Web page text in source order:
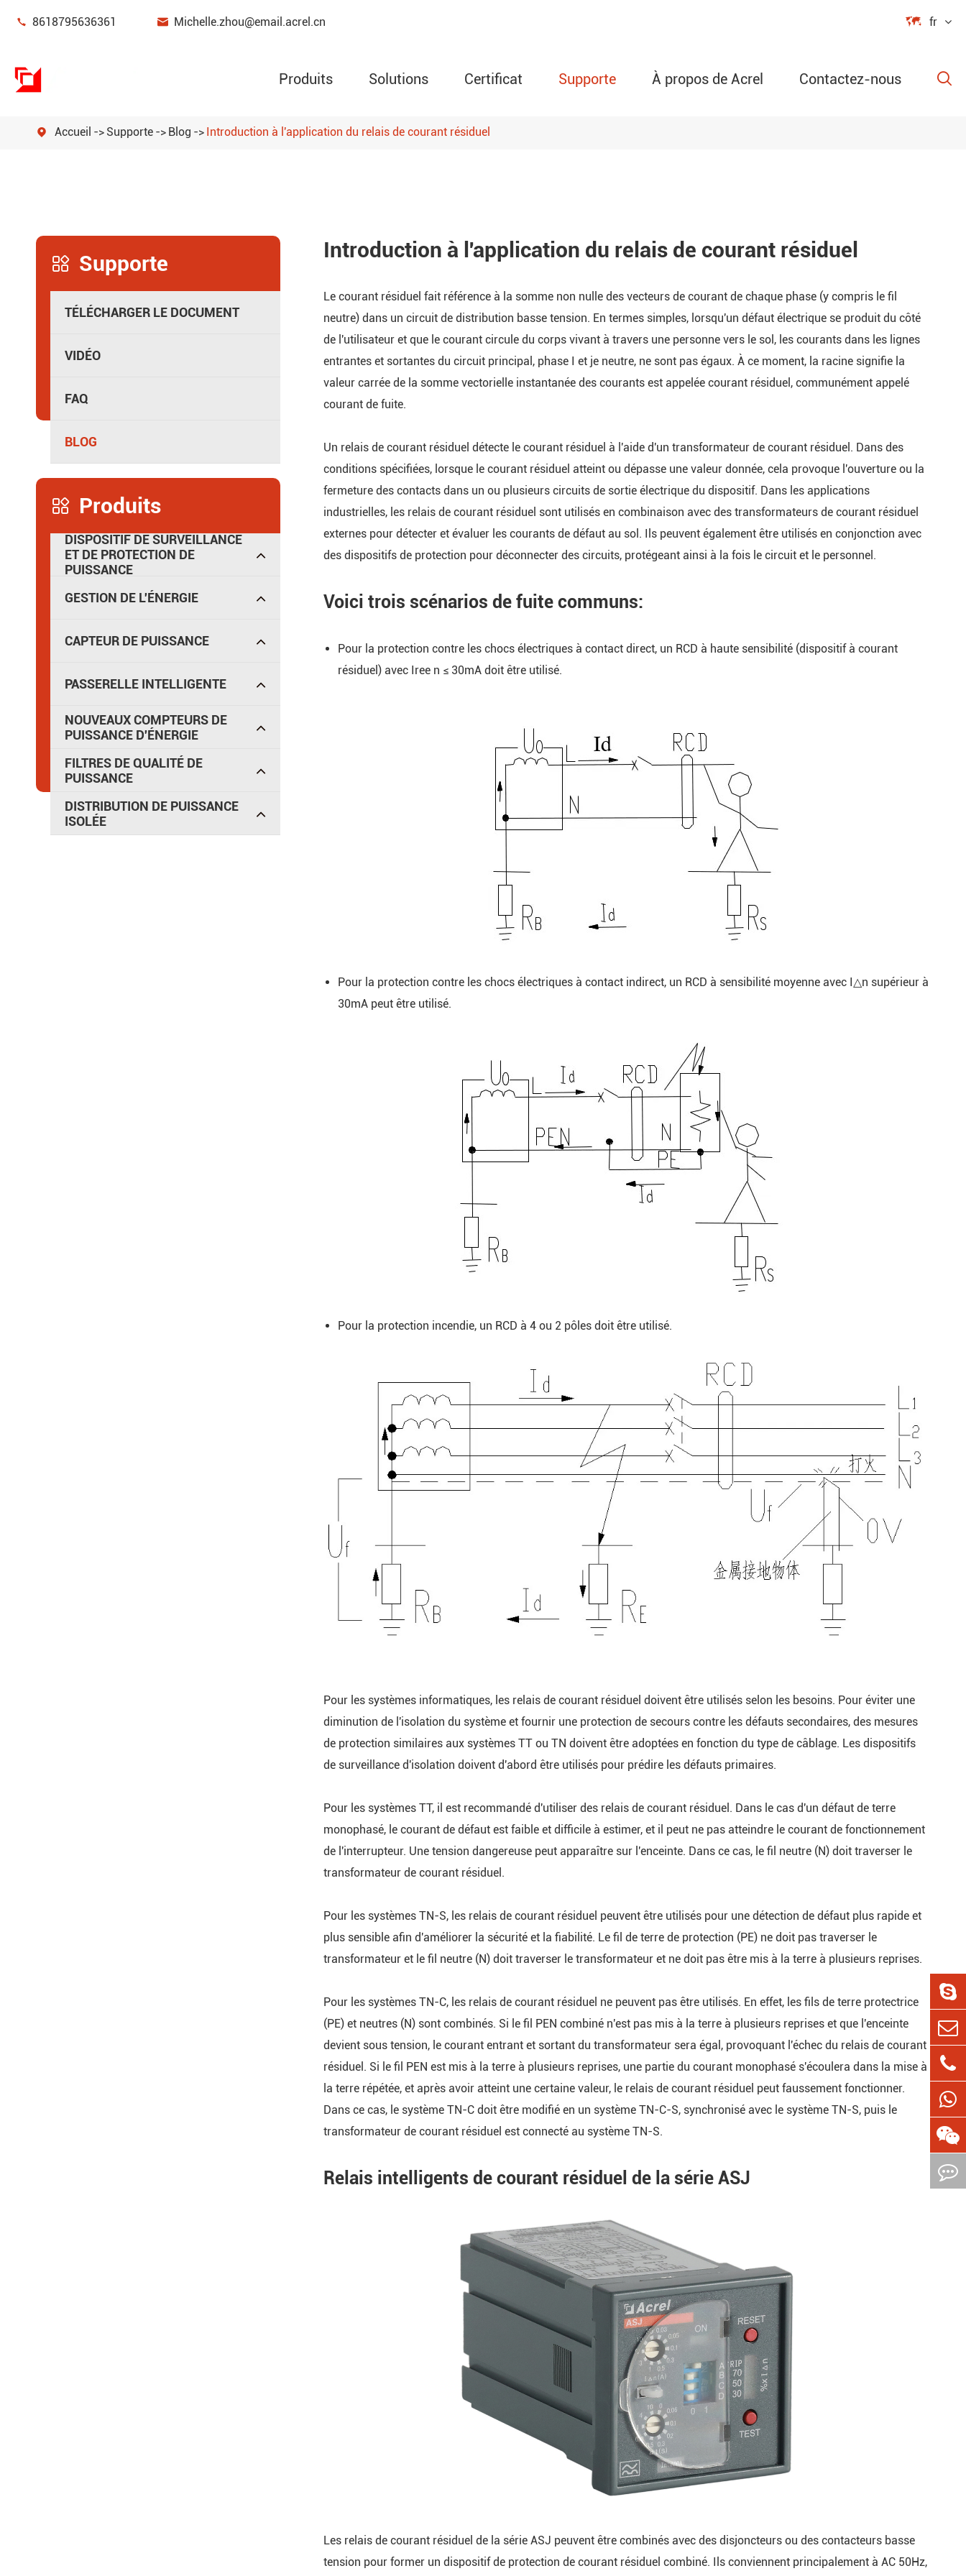
 8618795636361  Michelle.zhou@email.acrel.cn  fr
Produits
Passerelle intelligente
Nouveaux compteurs de puissance d'énergie
Filtres de qualité de puissance
Distribution de puissance isolée
Moniteur de température sans fil
Contrôleur de température et
d'humidité de la série WHD
Unité terminale à distance de la
série ARTU
Module de contrôle d'éclairage
tension série AM
Relais de courant résiduel de la
série ASJ
Module moniteur de centre de
données série AMC
Module de surveillance de la voie
Series
Solutions Certificat Supporte À propos de Acrel Contactez-nous 
 Accueil Supporte Blog Introduction à l'application du relais de courant résiduel
 Supporte
TÉLÉCHARGER LE DOCUMENT
VIDÉO
FAQ
BLOG
 Produits
DISPOSITIF DE SURVEILLANCE
ET DE PROTECTION DE
PUISSANCE
GESTION DE L'ÉNERGIE
CAPTEUR DE PUISSANCE
PASSERELLE INTELLIGENTE
NOUVEAUX COMPTEURS DE
PUISSANCE D'ÉNERGIE
FILTRES DE QUALITÉ DE
PUISSANCE
DISTRIBUTION DE PUISSANCE
ISOLÉE
Introduction à l'application du relais de courant résiduel
Le courant résiduel fait référence à la somme non nulle des vecteurs de courant de chaque phase (y compris le fil
neutre) dans un circuit de distribution basse tension. En termes simples, lorsqu'un défaut électrique se produit du côté
de l'utilisateur et que le courant circule du corps vivant à travers une personne vers le sol, les courants dans les lignes
entrantes et sortantes du circuit principal, phase I et je neutre, ne sont pas égaux. À ce moment, la racine signifie la
valeur carrée de la somme vectorielle instantanée des courants est appelée courant résiduel, communément appelé
courant de fuite.
Un relais de courant résiduel détecte le courant résiduel à l'aide d'un transformateur de courant résiduel. Dans des
conditions spécifiées, lorsque le courant résiduel atteint ou dépasse une valeur donnée, cela provoque l'ouverture ou la
fermeture des contacts dans un ou plusieurs circuits de sortie électrique du dispositif. Dans les applications
industrielles, les relais de courant résiduel sont utilisés en combinaison avec des transformateurs de courant résiduel
externes pour détecter et évaluer les courants de défaut au sol. Ils peuvent également être utilisés en conjonction avec
des dispositifs de protection pour déconnecter des circuits, protégeant ainsi à la fois le circuit et le personnel.
Voici trois scénarios de fuite communs:
Pour la protection contre les chocs électriques à contact direct, un RCD à haute sensibilité (dispositif à courant
résiduel) avec Iree n ≤ 30mA doit être utilisé.
Pour la protection contre les chocs électriques à contact indirect, un RCD à sensibilité moyenne avec I△n supérieur à
30mA peut être utilisé.
Pour la protection incendie, un RCD à 4 ou 2 pôles doit être utilisé.
Pour les systèmes informatiques, les relais de courant résiduel doivent être utilisés selon les besoins. Pour éviter une
diminution de l'isolation du système et fournir une protection de secours contre les défauts secondaires, des mesures
de protection similaires aux systèmes TT ou TN doivent être adoptées en fonction du type de câblage. Les dispositifs
de surveillance d'isolation doivent d'abord être utilisés pour prédire les défauts primaires.
Pour les systèmes TT, il est recommandé d'utiliser des relais de courant résiduel. Dans le cas d'un défaut de terre
monophasé, le courant de défaut est faible et difficile à estimer, et il peut ne pas atteindre le courant de fonctionnement
de l'interrupteur. Une tension dangereuse peut apparaître sur l'enceinte. Dans ce cas, le fil neutre (N) doit traverser le
transformateur de courant résiduel.
Pour les systèmes TN-S, les relais de courant résiduel peuvent être utilisés pour une détection de défaut plus rapide et
plus sensible afin d'améliorer la sécurité et la fiabilité. Le fil de terre de protection (PE) ne doit pas traverser le
transformateur et le fil neutre (N) doit traverser le transformateur et ne doit pas être mis à la terre à plusieurs reprises.
Pour les systèmes TN-C, les relais de courant résiduel ne peuvent pas être utilisés. En effet, les fils de terre protectrice
(PE) et neutres (N) sont combinés. Si le fil PEN combiné n'est pas mis à la terre à plusieurs reprises et que l'enceinte
devient sous tension, le courant entrant et sortant du transformateur sera égal, provoquant l'échec du relais de courant
résiduel. Si le fil PEN est mis à la terre à plusieurs reprises, une partie du courant monophasé s'écoulera dans la mise à
la terre répétée, et après avoir atteint une certaine valeur, le relais de courant résiduel peut faussement fonctionner.
Dans ce cas, le système TN-C doit être modifié en un système TN-C-S, synchronisé avec le système TN-S, puis le
transformateur de courant résiduel est connecté au système TN-S.
Relais intelligents de courant résiduel de la série ASJ
Les relais de courant résiduel de la série ASJ peuvent être combinés avec des disjoncteurs ou des contacteurs basse
tension pour former un dispositif de protection de courant résiduel combiné. Ils conviennent principalement à AC 50Hz,